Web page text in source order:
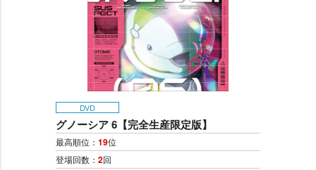
DVD
グノーシア 6【完全生産限定版】
最高順位： 19位
登場回数： 2回